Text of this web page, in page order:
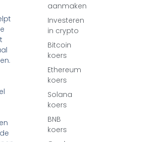
aanmaken
Investeren
in crypto
Bitcoin
koers
Ethereum
koers
Solana
koers
BNB
koers